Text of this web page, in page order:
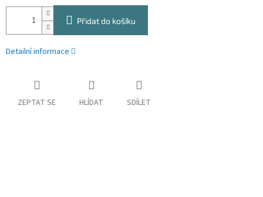
Přidat do košíku
Detailní informace
ZEPTAT SE HLÍDAT SDÍLET